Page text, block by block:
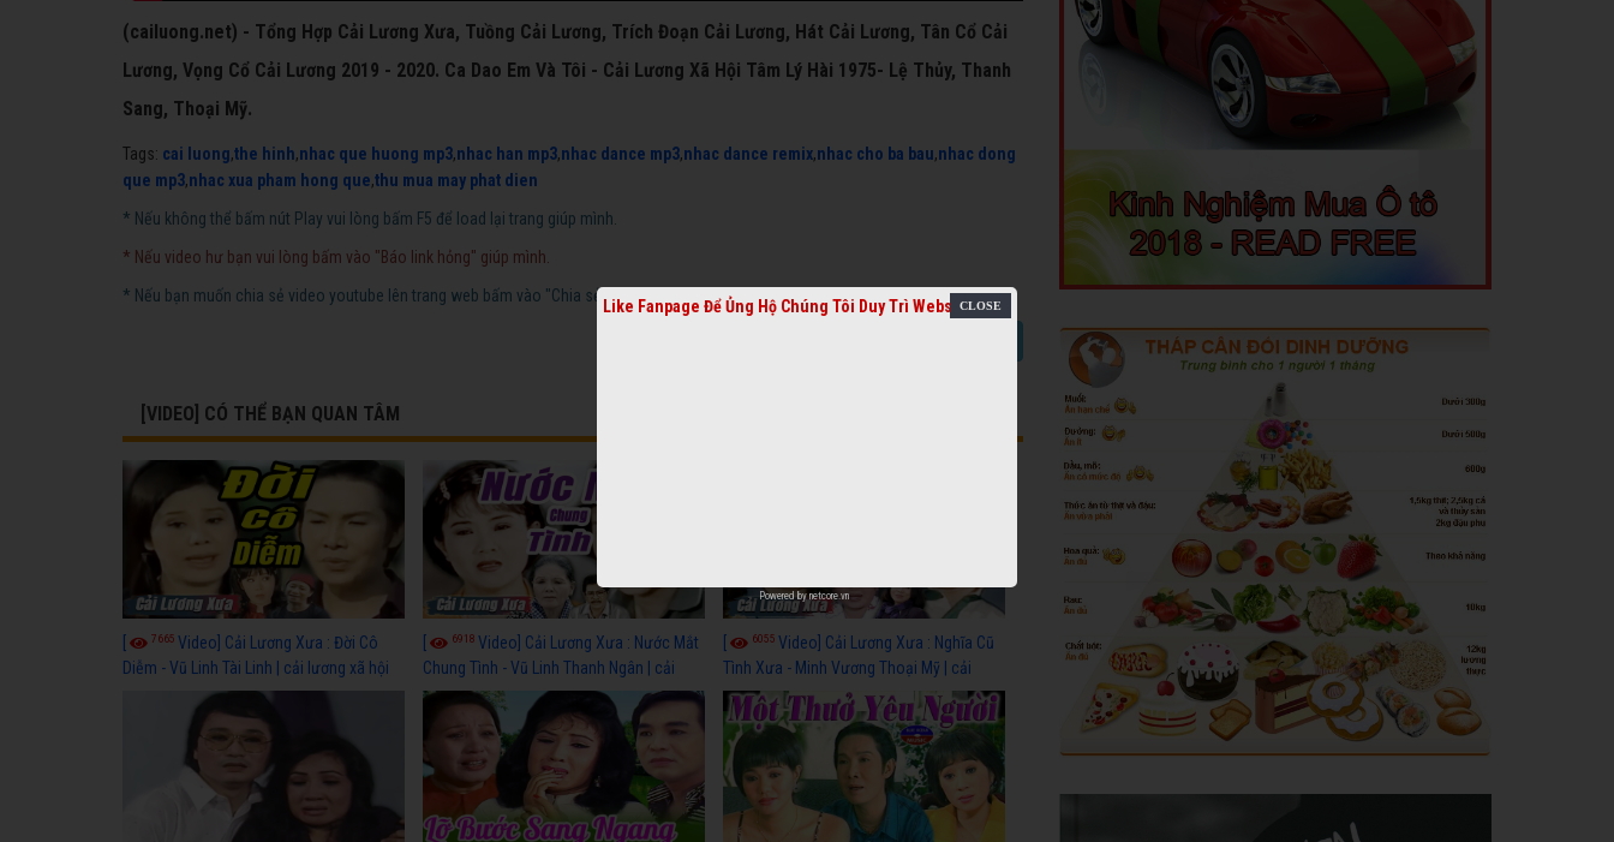
(cailuong.net) - Tổng Hợp Cải Lương Xưa, Tuồng Cải Lương, Trích Đoạn Cải Lương, Hát Cải Lương, Tân Cổ Cải
Lương, Vọng Cổ Cải Lương 2019 - 2020. Ca Dao Em Và Tôi - Cải Lương Xã Hội Tâm Lý Hài 1975- Lệ Thủy, Thanh
Sang, Thoại Mỹ.
Tags: cai luong,the hinh,nhac que huong mp3,nhac han mp3,nhac dance mp3,nhac dance remix,nhac cho ba bau,nhac dong
que mp3,nhac xua pham hong que,thu mua may phat dien
* Nếu không thể bấm nút Play vui lòng bấm F5 để load lại trang giúp mình.
* Nếu video hư bạn vui lòng bấm vào "Báo link hỏng" giúp mình.
* Nếu bạn muốn chia sẻ video youtube lên trang web bấm vào "Chia sẻ video cải lương".
[VIDEO] CÓ THỂ BẠN QUAN TÂM
7665 Video] Cải Lương Xưa : Đời Cô
Diễm - Vũ Linh Tài Linh | cải lương xã hội
6918 Video] Cải Lương Xưa : Nước Mắt
Chung Tình - Vũ Linh Thanh Ngân | cải
lương xã hội hay nhất
6055 Video] Cải Lương Xưa : Nghĩa Cũ
Tình Xưa - Minh Vương Thoại Mỹ | cải
lương xã hội hay nhất
Like Fanpage Để Ủng Hộ Chúng Tôi Duy Trì Website
Powered by netcore.vn